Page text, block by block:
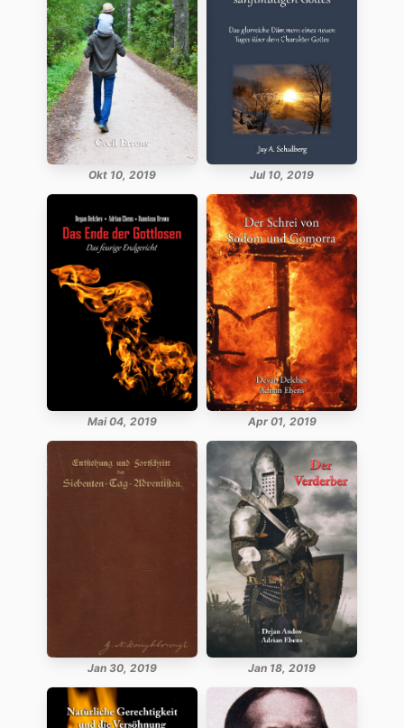
Okt 10, 2019 Jul 10, 2019
Mai 04, 2019 Apr 01, 2019
Jan 30, 2019 Jan 18, 2019